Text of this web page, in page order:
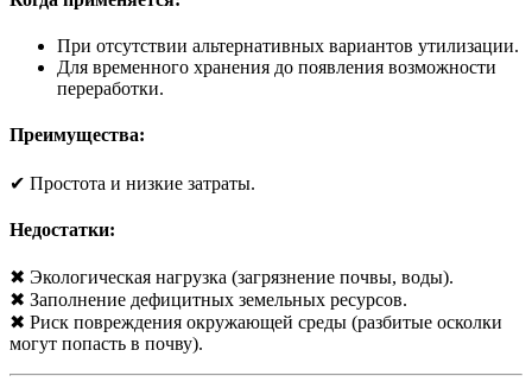
При отсутствии альтернативных вариантов утилизации.
Для временного хранения до появления возможности
переработки.
Преимущества:
✔ Простота и низкие затраты.
Недостатки:
✖ Экологическая нагрузка (загрязнение почвы, воды).
✖ Заполнение дефицитных земельных ресурсов.
✖ Риск повреждения окружающей среды (разбитые осколки
могут попасть в почву).